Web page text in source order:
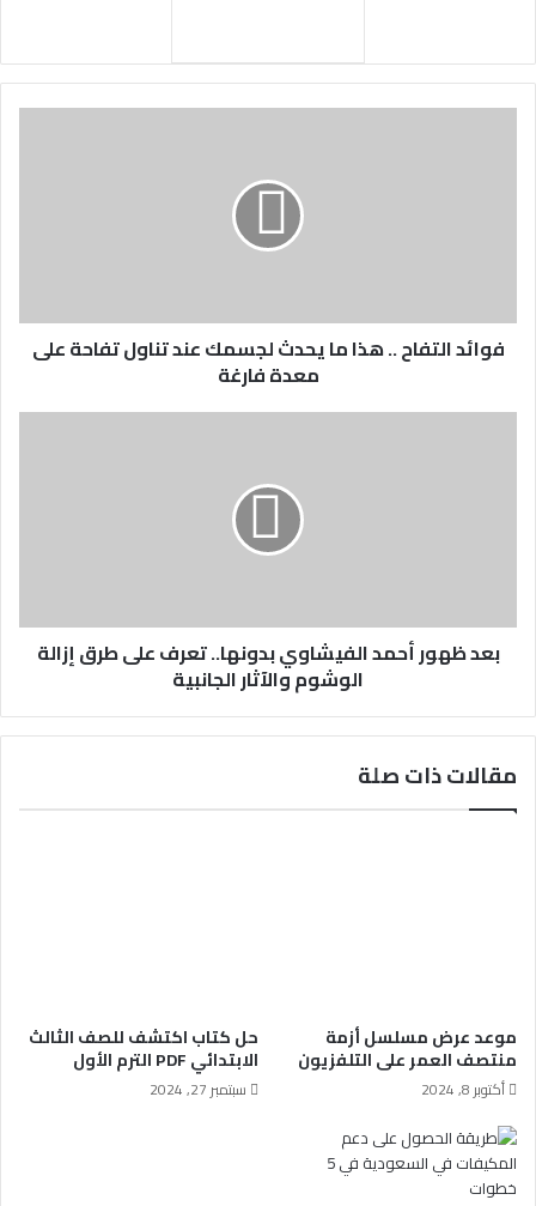
فوائد التفاح .. هذا ما يحدث لجسمك عند تناول تفاحة على
معدة فارغة
بعد ظهور أحمد الفيشاوي بدونها.. تعرف على طرق إزالة
الوشوم والآثار الجانبية
مقالات ذات صلة
موعد عرض مسلسل أزمة
منتصف العمر على التلفزيون
أكتوبر 8, 2024
حل كتاب اكتشف للصف الثالث
الابتدائي PDF الترم الأول
سبتمبر 27, 2024